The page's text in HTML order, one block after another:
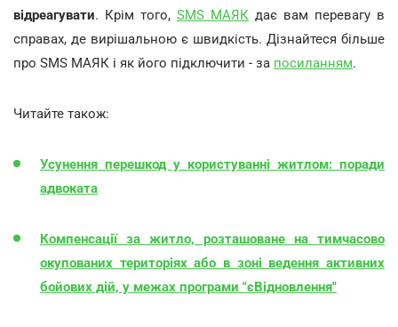
відреагувати. Крім того, SMS МАЯК дає вам перевагу в
справах, де вирішальною є швидкість. Дізнайтеся більше
про SMS МАЯК і як його підключити - за посиланням.
Читайте також:
Усунення перешкод у користуванні житлом: поради
адвоката
Компенсації за житло, розташоване на тимчасово
окупованих територіях або в зоні ведення активних
бойових дій, у межах програми "єВідновлення"